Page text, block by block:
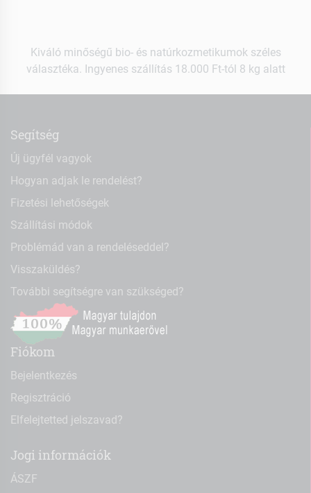
Kiváló minőségű bio- és natúrkozmetikumok széles
választéka. Ingyenes szállítás 18.000 Ft-tól 8 kg alatt
Segítség
Új ügyfél vagyok
Hogyan adjak le rendelést?
Fizetési lehetőségek
Szállítási módok
Problémád van a rendeléseddel?
Visszaküldés?
További segítségre van szükséged?
Fiókom
Bejelentkezés
Regisztráció
Elfelejtetted jelszavad?
Jogi információk
ÁSZF